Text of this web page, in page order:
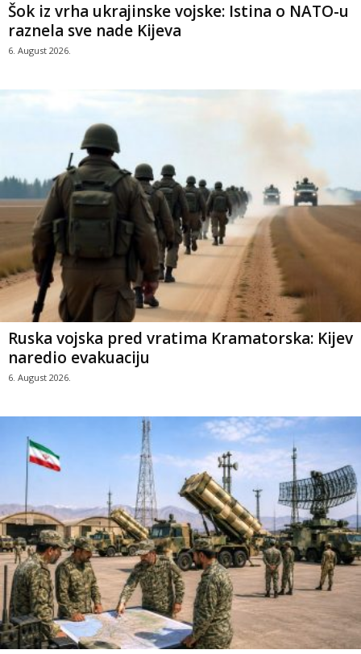
Šok iz vrha ukrajinske vojske: Istina o NATO-u
raznela sve nade Kijeva
6. August 2026.
Ruska vojska pred vratima Kramatorska: Kijev
naredio evakuaciju
6. August 2026.